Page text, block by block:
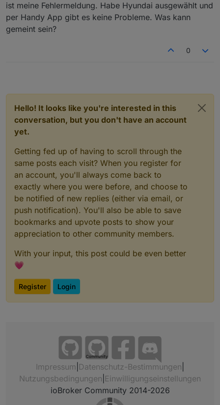
ist meine Fehlermeldung. Habe Hyundai ausgewählt und
per Handy App gibt es keine Probleme. Was kann
gemeint sein?
0
Hello! It looks like you're interested in this
conversation, but you don't have an account
yet.
Getting fed up of having to scroll through the
same posts each visit? When you register for
an account, you'll always come back to
exactly where you were before, and choose to
be notified of new replies (either via email, or
push notification). You'll also be able to save
bookmarks and upvote posts to show your
appreciation to other community members.
With your input, this post could be even better
💗
Register Login
Community
Impressum Datenschutz-Bestimmungen
Nutzungsbedingungen Einwilligungseinstellungen
ioBroker Community 2014-2026